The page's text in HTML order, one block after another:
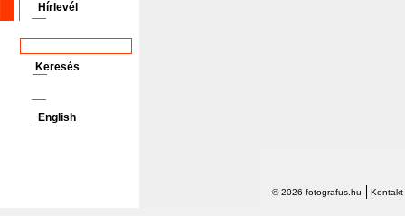
Hírlevél
English
© 2026 fotografus.hu Kontakt